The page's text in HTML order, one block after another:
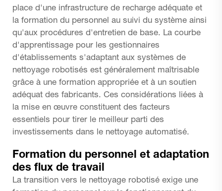
place d'une infrastructure de recharge adéquate et
la formation du personnel au suivi du système ainsi
qu'aux procédures d'entretien de base. La courbe
d'apprentissage pour les gestionnaires
d'établissements s'adaptant aux systèmes de
nettoyage robotisés est généralement maîtrisable
grâce à une formation appropriée et à un soutien
adéquat des fabricants. Ces considérations liées à
la mise en œuvre constituent des facteurs
essentiels pour tirer le meilleur parti des
investissements dans le nettoyage automatisé.
Formation du personnel et adaptation
des flux de travail
La transition vers le nettoyage robotisé exige une